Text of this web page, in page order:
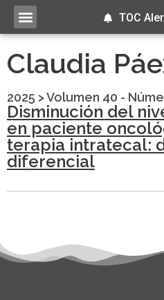
TOC
Claudia
2025 >Volumen 40 -
Disminución del
en paciente
terapia intratecal:
diferencial